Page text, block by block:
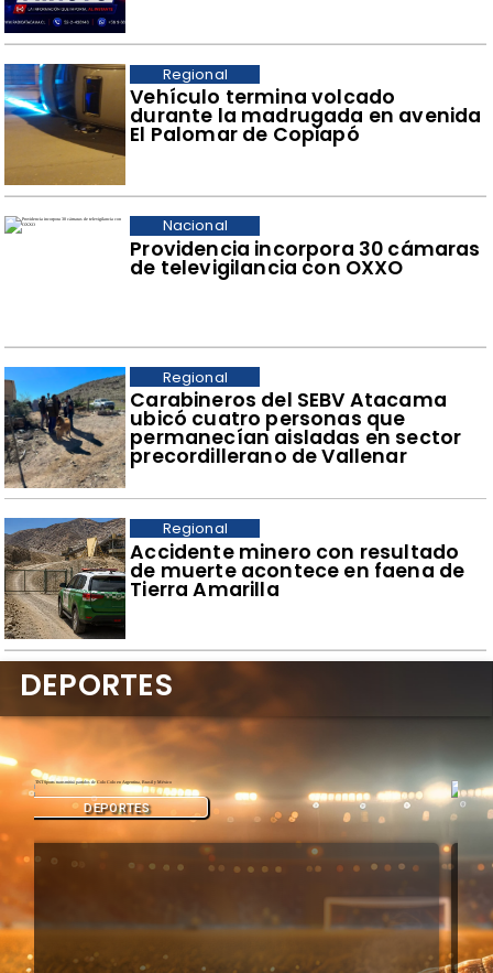
Vehículo termina volcado
durante la madrugada en avenida
El Palomar de Copiapó
Regional
Providencia incorpora 30 cámaras
de televigilancia con OXXO
Nacional
Carabineros del SEBV Atacama
ubicó cuatro personas que
permanecían aisladas en sector
precordillerano de Vallenar
Regional
Accidente minero con resultado
de muerte acontece en faena de
Tierra Amarilla
Regional
DEPORTES
DEPORTES